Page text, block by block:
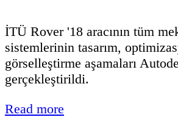
İTÜ Rover '18 aracının tüm
sistemlerinin tasarım,
görselleştirme aşamaları
gerçekleştirildi.
Read more